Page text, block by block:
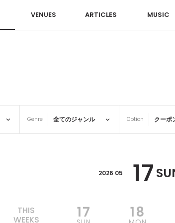
VENUES ARTICLES MUSIC
Genre Option
2026 05 17
THIS
WEEKS
17 18